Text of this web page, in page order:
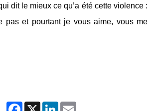
dit le mieux ce qu’a été cette violence :
pas et pourtant je vous aime, vous me
Facebook
X LinkedIn